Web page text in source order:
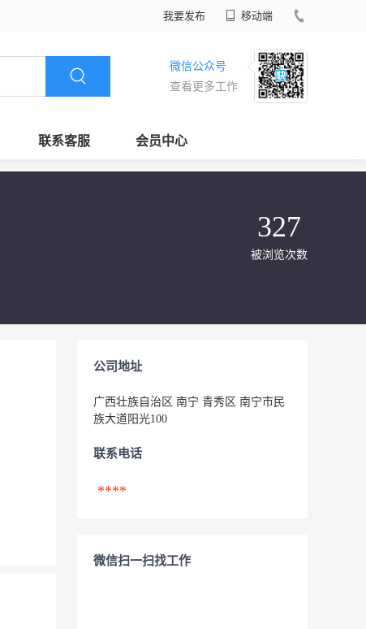
我要发布 移动端
微信公众号
查看更多工作
联系客服 会员中心
327
被浏览次数
公司地址
广西壮族自治区 南宁 青秀区 南宁市民
族大道阳光100
联系电话
****
微信扫一扫找工作